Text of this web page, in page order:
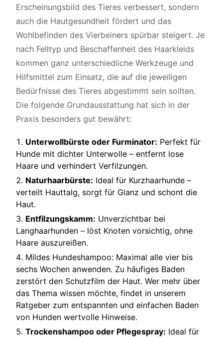
Erscheinungsbild des Tieres verbessert, sondern
auch die Hautgesundheit fördert und das
Wohlbefinden des Vierbeiners spürbar steigert. Je
nach Felltyp und Beschaffenheit des Haarkleids
kommen ganz unterschiedliche Werkzeuge und
Hilfsmittel zum Einsatz, die auf die jeweiligen
Bedürfnisse des Tieres abgestimmt sein sollten.
Die folgende Grundausstattung hat sich in der
Praxis besonders gut bewährt:
Unterwollbürste oder Furminator: Perfekt für
Hunde mit dichter Unterwolle – entfernt lose
Haare und verhindert Verfilzungen.
Naturhaarbürste: Ideal für Kurzhaarhunde –
verteilt Hauttalg, sorgt für Glanz und schont die
Haut.
Entfilzungskamm: Unverzichtbar bei
Langhaarhunden – löst Knoten vorsichtig, ohne
Haare auszureißen.
Mildes Hundeshampoo: Maximal alle vier bis
sechs Wochen anwenden. Zu häufiges Baden
zerstört den Schutzfilm der Haut. Wer mehr über
das Thema wissen möchte, findet in unserem
Ratgeber zum entspannten und einfachen Baden
von Hunden wertvolle Hinweise.
Trockenshampoo oder Pflegespray: Ideal für